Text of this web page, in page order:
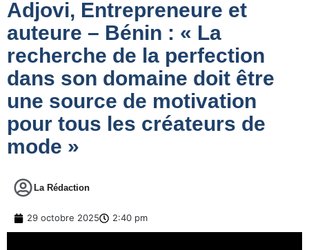
Adjovi, Entrepreneure et
auteure – Bénin : « La
recherche de la perfection
dans son domaine doit être
une source de motivation
pour tous les créateurs de
mode »
La Rédaction
29 octobre 2025 2:40 pm